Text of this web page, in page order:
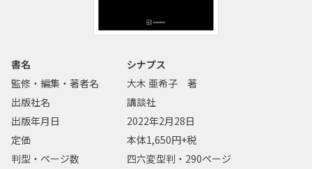
書名
シナプス
監修・編集・著者名
大木 亜希子 著
出版社名
講談社
出版年月日
2022年2月28日
定価
本体1,650円+税
判型・ページ数
四六変型判・290ページ